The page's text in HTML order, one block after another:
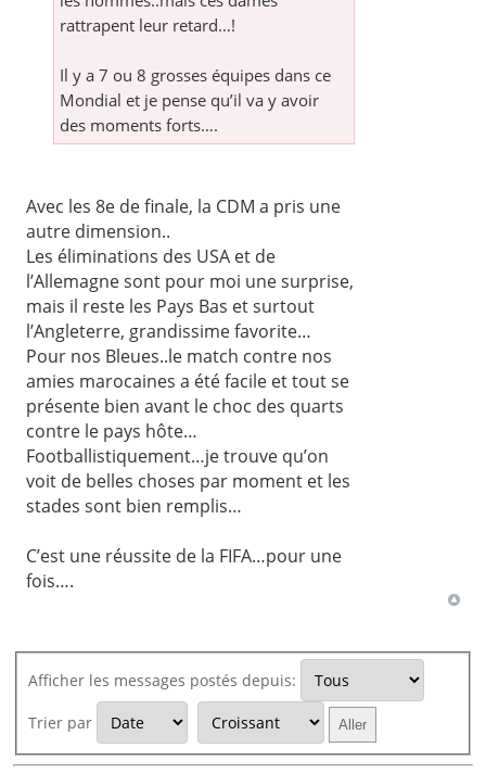
rattrapent leur retard…!
Il y a 7 ou 8 grosses équipes dans ce
Mondial et je pense qu’il va y avoir
des moments forts….
Avec les 8e de finale, la CDM a pris une
autre dimension..
Les éliminations des USA et de
l’Allemagne sont pour moi une surprise,
mais il reste les Pays Bas et surtout
l’Angleterre, grandissime favorite…
Pour nos Bleues..le match contre nos
amies marocaines a été facile et tout se
présente bien avant le choc des quarts
contre le pays hôte…
Footballistiquement…je trouve qu’on
voit de belles choses par moment et les
stades sont bien remplis…
C’est une réussite de la FIFA…pour une
fois….
Afficher les messages postés depuis:
Trier par